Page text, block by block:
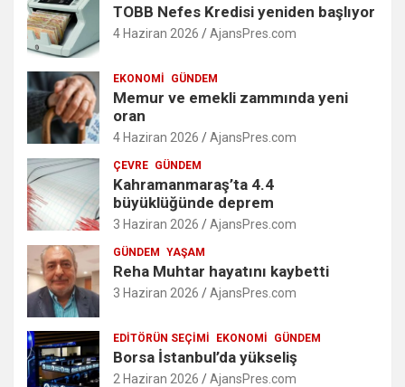
TOBB Nefes Kredisi yeniden başlıyor
4 Haziran 2026 AjansPres.com
EKONOMI GÜNDEM
Memur ve emekli zammında yeni
oran
4 Haziran 2026 AjansPres.com
ÇEVRE GÜNDEM
Kahramanmaraş’ta 4.4
büyüklüğünde deprem
3 Haziran 2026 AjansPres.com
GÜNDEM YAŞAM
Reha Muhtar hayatını kaybetti
3 Haziran 2026 AjansPres.com
EDITÖRÜN SEÇIMI EKONOMI GÜNDEM
Borsa İstanbul’da yükseliş
2 Haziran 2026 AjansPres.com